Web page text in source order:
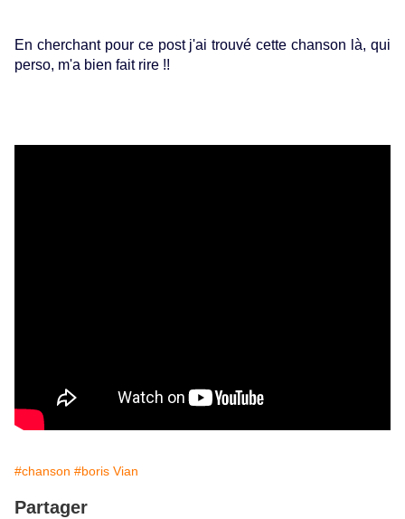
En cherchant pour ce post j'ai trouvé cette chanson là, qui
perso, m'a bien fait rire !!
#chanson #boris Vian
Partager